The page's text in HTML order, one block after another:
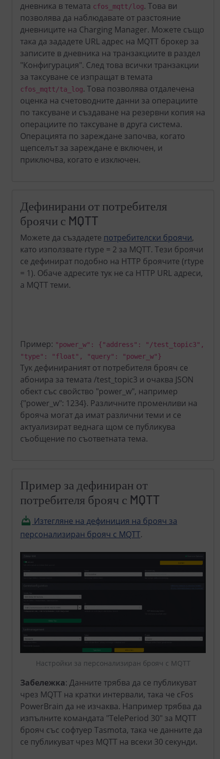
дневника в темата cfos_mqtt/log. Това ви
позволява да наблюдавате от разстояние
дневниците на Charging Manager. Можете също
така да зададете URL адрес на MQTT брокер за
записите в дневника на транзакциите в раздел
"Конфигурация". След това всички транзакции
за таксуване се изпращат в темата
cfos_mqtt/ta_log. Това позволява отдалечена
оценка на счетоводните данни за операциите
по таксуване и създаване на резервни копия на
операциите по таксуване в друга система.
Операцията по зареждане започва, когато
щепселът за зареждане е включен, и
приключва, когато е изключен.
Дефинирани от потребителя
броячи с MQTT
Можете да създадете потребителски броячи,
като използвате rtype = 2 за MQTT. Тези броячи
се дефинират подобно на HTTP броячите (rtype
= 1). Обаче адресите тук не са HTTP URL адреси,
а MQTT теми.
Пример: "power_w": {"address": "/test_topic3",
"type": "float", "query": "power_w"}
Тук дефинираният от потребителя брояч се
абонира за темата /test_topic3 и очаква JSON
обект със свойство "power_w", например
{"power_w": 1234}. Различните променливи на
брояча могат да имат различни теми и се
актуализират веднага щом се публикува
съобщение по съответната тема.
Пример за дефиниран от
потребителя брояч с MQTT
Изтегляне на дефиниция на брояч за
персонализиран брояч с MQTT.
Настройки за персонализиран брояч с MQTT
Забележка: Данните трябва да се публикуват
чрез MQTT на кратки интервали, така че cFos
PowerBrain да не изчаква. Например трябва да
изпълните командата "TelePeriod 30" за MQTT
брояч със софтуер Tasmota, така че данните да
се публикуват чрез MQTT на всеки 30 секунди.